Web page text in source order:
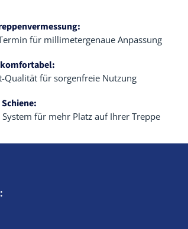
für millimetergenaue Anpassung
Qualität für sorgenfreie Nutzung
System für mehr Platz auf Ihrer Treppe